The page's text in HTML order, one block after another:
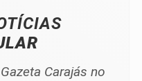
Carajás no